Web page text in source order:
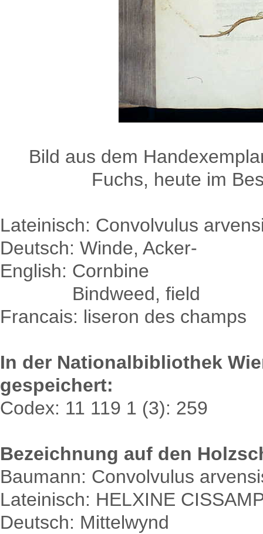
Bild aus dem
Fuchs, heute im
Lateinisch: Convolvulus
Deutsch: Winde, Acker-
English: Cornbine
Bindweed, field
Francais: liseron des champs
In der Nationalbibliothek
gespeichert:
Codex: 11 119 1 (3): 259
Bezeichnung auf den
Baumann: Convolvulus
Lateinisch: HELXINE
Deutsch: Mittelwynd